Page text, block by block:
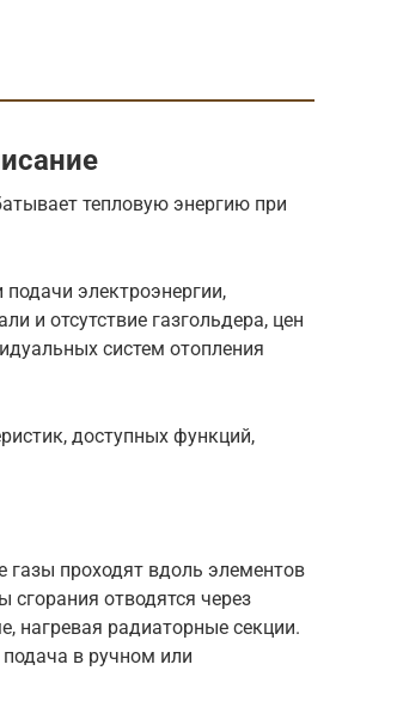
тепловую энергию при
электроэнергии,
и отсутствие газгольдера, цен
систем отопления
доступных функций,
газы проходят вдоль элементов
сгорания отводятся через
нагревая радиаторные секции.
в ручном или